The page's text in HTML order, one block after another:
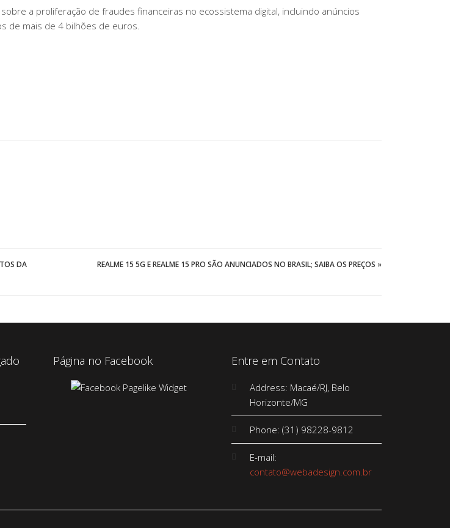
a proliferação de fraudes financeiras no ecossistema digital, incluindo anúncios
de mais de 4 bilhões de euros.
DA
REALME 15 5G E REALME 15 PRO SÃO ANUNCIADOS NO BRASIL; SAIBA OS PREÇOS »
Página no Facebook Entre em Contato
Address: Macaé/RJ, Belo
Horizonte/MG
Phone: (31) 98228-9812
E-mail:
contato@webadesign.com.br